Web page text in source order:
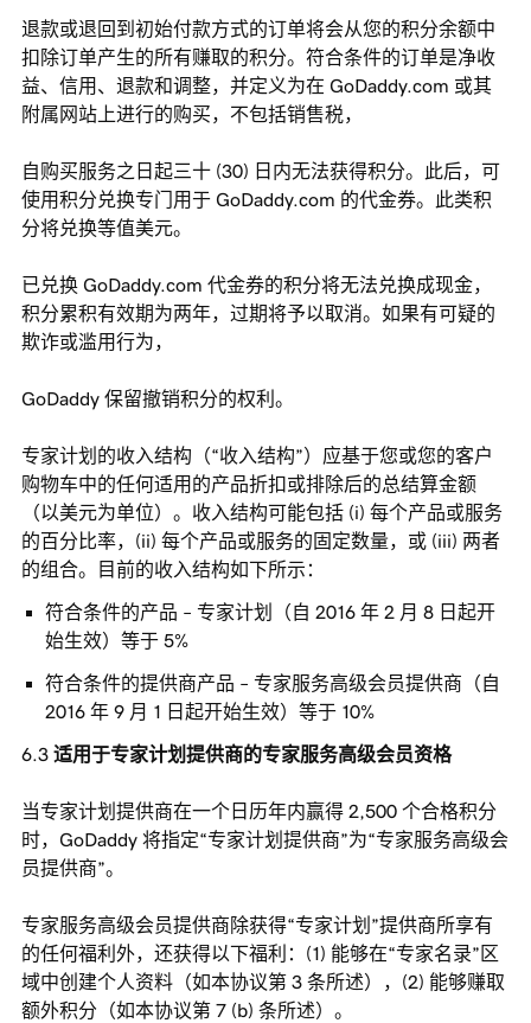
退款或退回到初始付款方式的订单将会从您的积分余额中
扣除订单产生的所有赚取的积分。符合条件的订单是净收
益、信用、退款和调整，并定义为在 GoDaddy.com 或其
附属网站上进行的购买，不包括销售税，
自购买服务之日起三十 (30) 日内无法获得积分。此后，可
使用积分兑换专门用于 GoDaddy.com 的代金券。此类积
分将兑换等值美元。
已兑换 GoDaddy.com 代金券的积分将无法兑换成现金，
积分累积有效期为两年，过期将予以取消。如果有可疑的
欺诈或滥用行为，
GoDaddy 保留撤销积分的权利。
专家计划的收入结构（“收入结构”）应基于您或您的客户
购物车中的任何适用的产品折扣或排除后的总结算金额
（以美元为单位）。收入结构可能包括 (i) 每个产品或服务
的百分比率，(ii) 每个产品或服务的固定数量，或 (iii) 两者
的组合。目前的收入结构如下所示：
符合条件的产品 – 专家计划（自 2016 年 2 月 8 日起开
始生效）等于 5%
符合条件的提供商产品 – 专家服务高级会员提供商（自
2016 年 9 月 1 日起开始生效）等于 10%
适用于专家计划提供商的专家服务高级会员资格
当专家计划提供商在一个日历年内赢得 2,500 个合格积分
时，GoDaddy 将指定“专家计划提供商”为“专家服务高级会
员提供商”。
专家服务高级会员提供商除获得“专家计划”提供商所享有
的任何福利外，还获得以下福利：(1) 能够在“专家名录”区
域中创建个人资料（如本协议第 3 条所述），(2) 能够赚取
额外积分（如本协议第 7 (b) 条所述）。